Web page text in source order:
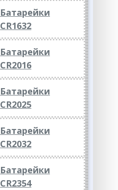
Батарейки
CR1632
Батарейки
CR2016
Батарейки
CR2025
Батарейки
CR2032
Батарейки
CR2354